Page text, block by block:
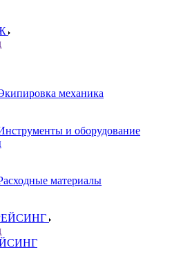
механика
и оборудование
материалы